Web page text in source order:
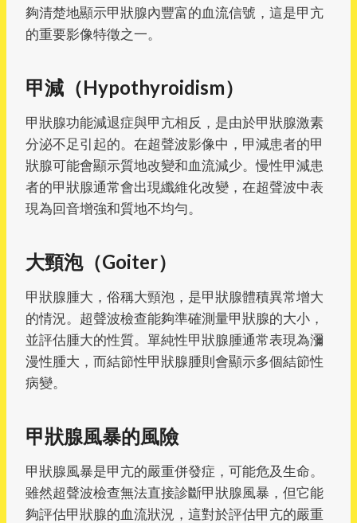
夠清楚地顯示甲狀腺內豐富的血流信號，這是甲亢
的重要影像特徵之一。
甲減（Hypothyroidism）
甲狀腺功能減退症與甲亢相反，是由於甲狀腺激素
分泌不足引起的。在超聲波影像中，甲減患者的甲
狀腺可能會顯示質地改變和血流減少。慢性甲減患
者的甲狀腺通常會出現纖維化改變，在超聲波中表
現為回音增強和質地不均勻。
大頸泡（Goiter）
甲狀腺腫大，俗稱大頸泡，是甲狀腺體積異常增大
的情況。超聲波檢查能夠準確測量甲狀腺的大小，
並評估腫大的性質。單純性甲狀腺腫通常表現為瀰
漫性腫大，而結節性甲狀腺腫則會顯示多個結節性
病變。
甲狀腺風暴的風險
甲狀腺風暴是甲亢的嚴重併發症，可能危及生命。
雖然超聲波檢查無法直接診斷甲狀腺風暴，但它能
夠評估甲狀腺的血流狀況，這對於評估甲亢的嚴重